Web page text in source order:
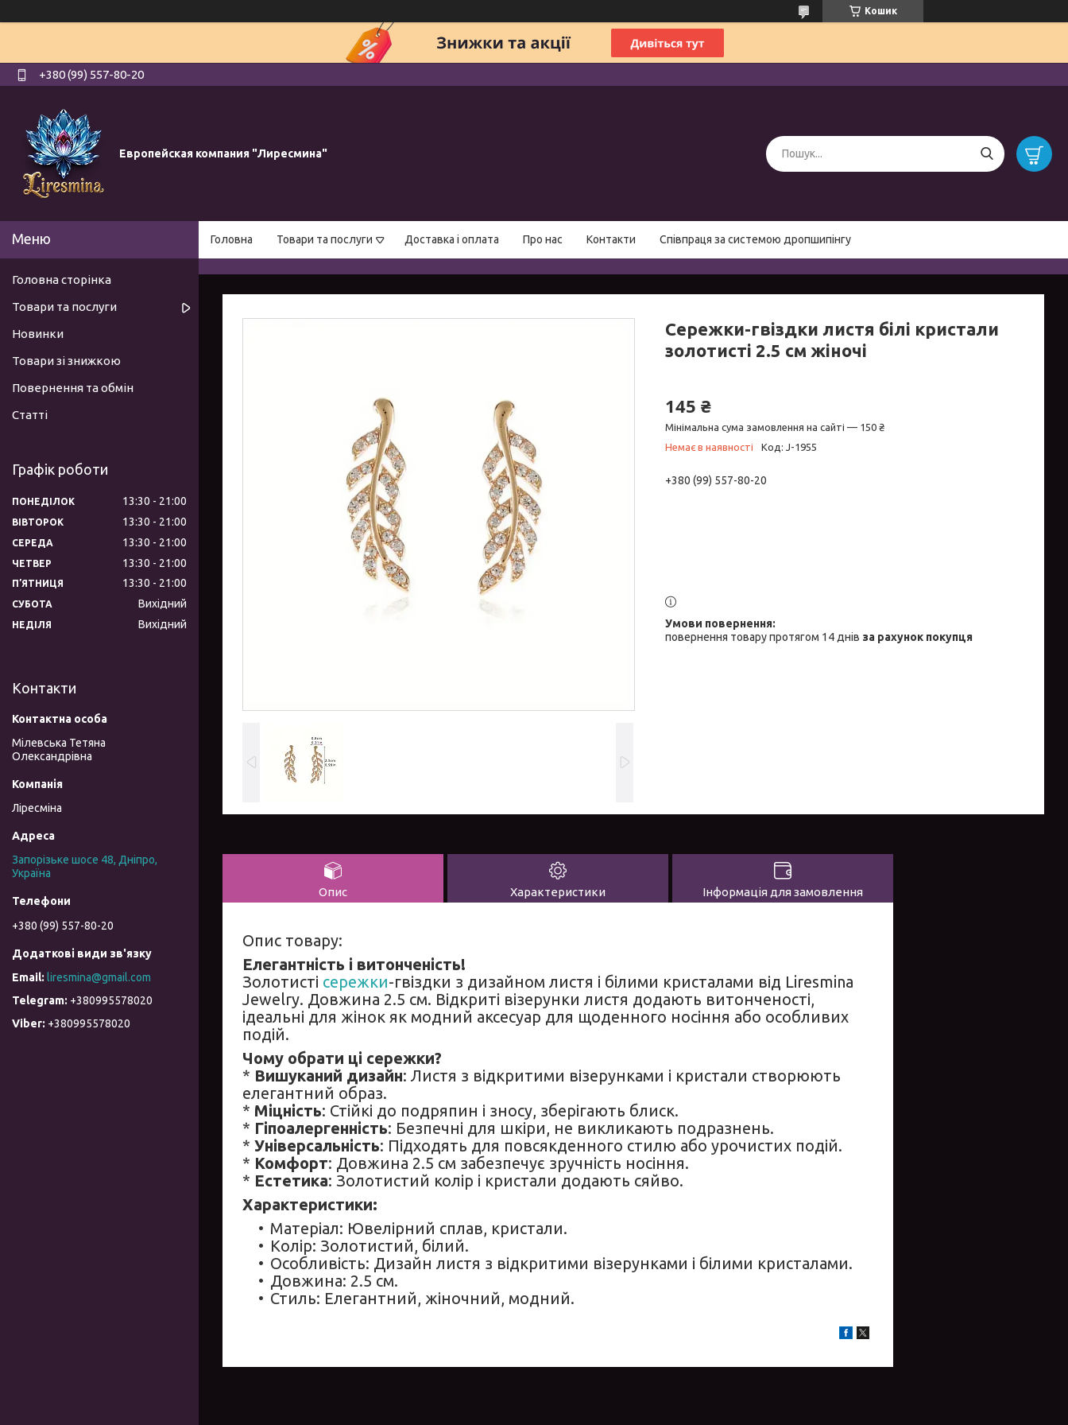
Кошик
+380 (99) 557-80-20
Европейская компания "Лиресмина"
Головна Товари та послуги Доставка і оплата Про нас Контакти Співпраця за системою дропшипінгу
Сережки-гвіздки листя білі кристали
золотисті 2.5 см жіночі
145 ₴
Мінімальна сума замовлення на сайті — 150 ₴
Немає в наявності
Код: J-1955
+380 (99) 557-80-20
повернення товару протягом 14 днів за рахунок покупця
Опис Характеристики Інформація для замовлення
Опис товару:
Елегантність і витонченість!
Золотисті сережки-гвіздки з дизайном листя і білими кристалами від Liresmina
Jewelry. Довжина 2.5 см. Відкриті візерунки листя додають витонченості,
ідеальні для жінок як модний аксесуар для щоденного носіння або особливих
подій.
Чому обрати ці сережки?
* Вишуканий дизайн: Листя з відкритими візерунками і кристали створюють
елегантний образ.
* Міцність: Стійкі до подряпин і зносу, зберігають блиск.
* Гіпоалергенність: Безпечні для шкіри, не викликають подразнень.
* Універсальність: Підходять для повсякденного стилю або урочистих подій.
* Комфорт: Довжина 2.5 см забезпечує зручність носіння.
* Естетика: Золотистий колір і кристали додають сяйво.
Характеристики:
Матеріал: Ювелірний сплав, кристали.
Колір: Золотистий, білий.
Особливість: Дизайн листя з відкритими візерунками і білими кристалами.
Довжина: 2.5 см.
Стиль: Елегантний, жіночний, модний.
Головна сторінка
Товари та послуги
Новинки
Товари зі знижкою
Повернення та обмін
Статті
Графік роботи
ПОНЕДІЛОК 13:30 21:00
ВІВТОРОК 13:30 21:00
СЕРЕДА 13:30 21:00
ЧЕТВЕР 13:30 21:00
ПʼЯТНИЦЯ 13:30 21:00
СУБОТА Вихідний
НЕДІЛЯ Вихідний
Контакти
Мілевська Тетяна
Олександрівна
Ліресміна
Запорізьке шосе 48, Дніпро,
Україна
+380 (99) 557-80-20
liresmina@gmail.com
+380995578020
+380995578020